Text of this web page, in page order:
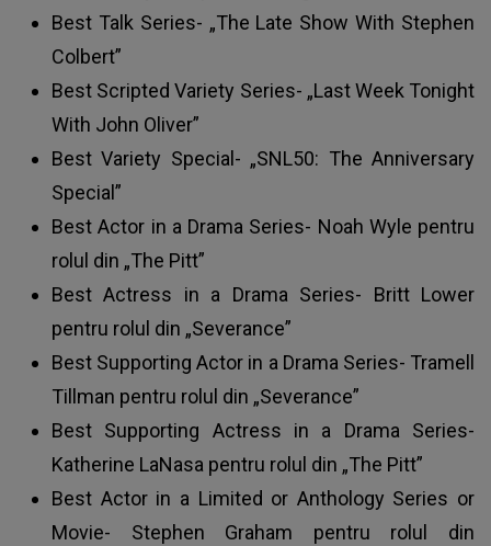
Best Talk Series- „The Late Show With Stephen
Colbert”
Best Scripted Variety Series- „Last Week Tonight
With John Oliver”
Best Variety Special- „SNL50: The Anniversary
Special”
Best Actor in a Drama Series- Noah Wyle pentru
rolul din „The Pitt”
Best Actress in a Drama Series- Britt Lower
pentru rolul din „Severance”
Best Supporting Actor in a Drama Series- Tramell
Tillman pentru rolul din „Severance”
Best Supporting Actress in a Drama Series-
Katherine LaNasa pentru rolul din „The Pitt”
Best Actor in a Limited or Anthology Series or
Movie- Stephen Graham pentru rolul din